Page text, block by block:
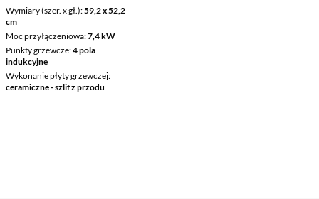
Wymiary (szer. x gł.) 59,2 x 52,2
cm
Moc przyłączeniowa 7,4 kW
Punkty grzewcze 4 pola
indukcyjne
Wykonanie płyty grzewczej
ceramiczne - szlif z przodu